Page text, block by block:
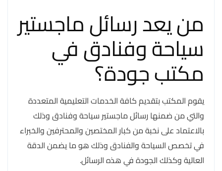
من يعد رسائل ماجستير
سياحة وفنادق في
مكتب جودة؟
يقوم المكتب بتقديم كافة الخدمات التعليمية المتعددة
والتي من ضمنها رسائل ماجستير سياحة وفنادق وذلك
بالاعتماد على نخبة من كبار المختصين والمحترفين والخبراء
في تخصص السياحة والفنادق وذلك هو ما يضمن الدقة
العالية وكذلك الجودة في هذه الرسائل.